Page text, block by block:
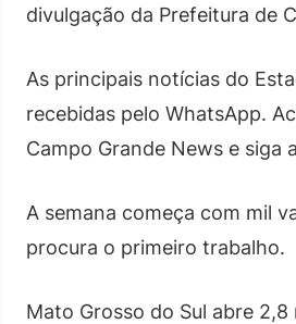
divulgação da Prefeitura de
As principais notícias do
recebidas pelo WhatsApp.
Campo Grande News e siga
A semana começa com mil
procura o primeiro trabalho.
Mato Grosso do Sul abre 2,8